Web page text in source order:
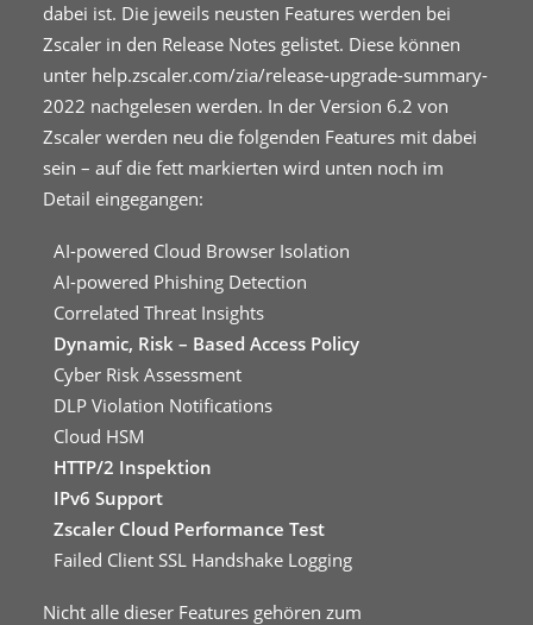
dabei ist. Die jeweils neusten Features werden bei
Zscaler in den Release Notes gelistet. Diese können
unter help.zscaler.com/zia/release-upgrade-summary-
2022 nachgelesen werden. In der Version 6.2 von
Zscaler werden neu die folgenden Features mit dabei
sein – auf die fett markierten wird unten noch im
Detail eingegangen:
AI-powered Cloud Browser Isolation
AI-powered Phishing Detection
Correlated Threat Insights
Dynamic, Risk – Based Access Policy
Cyber Risk Assessment
DLP Violation Notifications
Cloud HSM
HTTP/2 Inspektion
IPv6 Support
Zscaler Cloud Performance Test
Failed Client SSL Handshake Logging
Nicht alle dieser Features gehören zum